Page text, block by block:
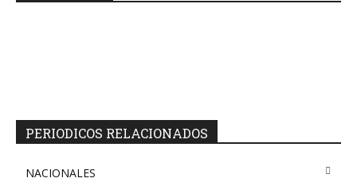
PERIODICOS RELACIONADOS
NACIONALES